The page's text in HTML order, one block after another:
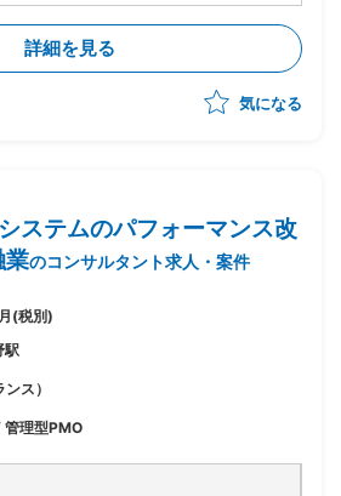
までを実施
題分析、業務要件整理、要件定義
ー選定および管理
・リスク管理、品質管理
発、テスト計画・実施、データ移
詳細を見る
気になる
ステムのパフォーマンス改
業のコンサルタント求人・案件
(税別)
駅
ス）
管理型PMO